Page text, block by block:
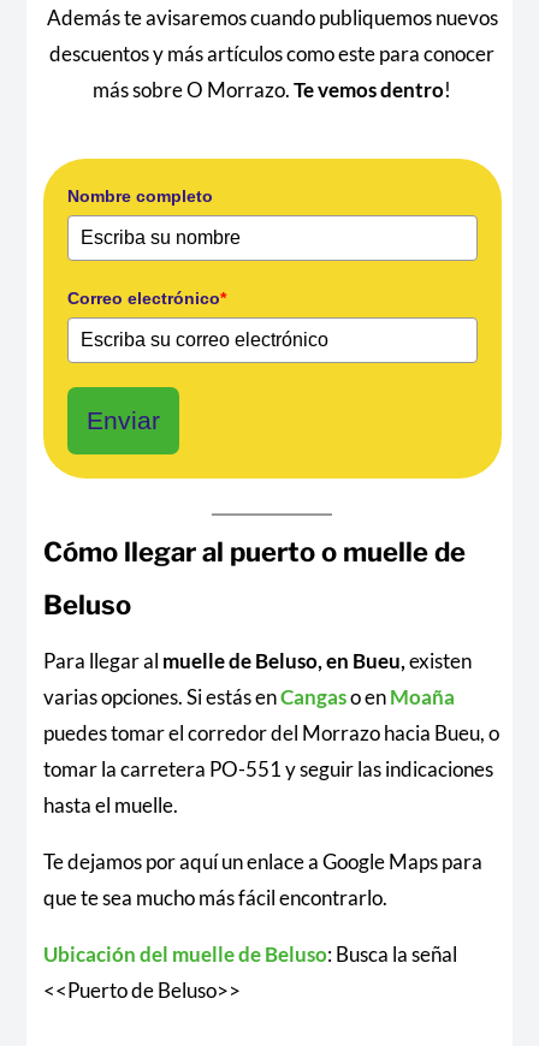
Además te avisaremos cuando publiquemos nuevos
descuentos y más artículos como este para conocer
más sobre O Morrazo.Te vemos dentro!
Nombre completo
Correo electrónico*
Enviar
Cómo llegar al puerto o muelle de
Beluso
Para llegar al muelle de Beluso, en Bueu,existen
varias opciones. Si estás enCangaso enMoaña
puedes tomar el corredor del Morrazo hacia Bueu, o
tomar la carretera PO-551 y seguir las indicaciones
hasta el muelle.
Te dejamos por aquí un enlace a Google Maps para
que te sea mucho más fácil encontrarlo.
Ubicación del muelle de Beluso: Busca la señal
<<Puerto de Beluso>>